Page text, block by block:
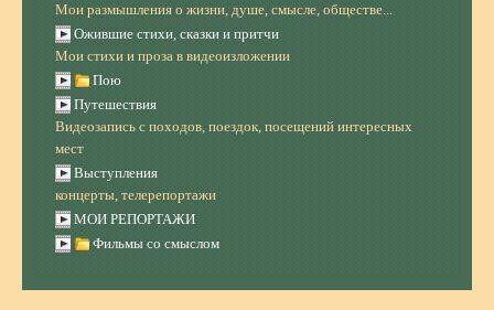
Мои размышления о жизни, душе, смысле, обществе...
Ожившие стихи, сказки и притчи
Мои стихи и проза в видеоизложении
Пою
Путешествия
Видеозапись с походов, поездок, посещений интересных
мест
Выступления
концерты, телерепортажи
МОИ РЕПОРТАЖИ
Фильмы со смыслом